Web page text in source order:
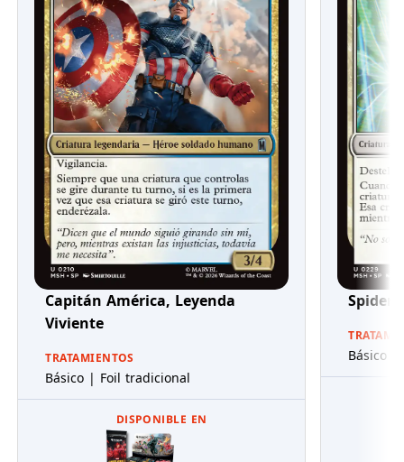
Capitán América, Leyenda
Viviente
TRATAMIENTOS
Básico | Foil tradicional
DISPONIBLE EN
Básico |